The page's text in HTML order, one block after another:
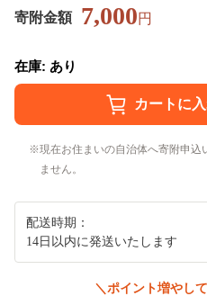
寄附金額 7,000円
在庫: あり
現在お住まいの自治体へ寄附申
ません。
配送時期：
14日以内に発送いたします
＼ポイント増やし